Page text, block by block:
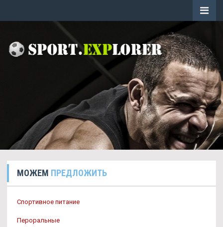
МОЖЕМ ПРЕДЛОЖИТЬ
Спортивное питание
Пероральные